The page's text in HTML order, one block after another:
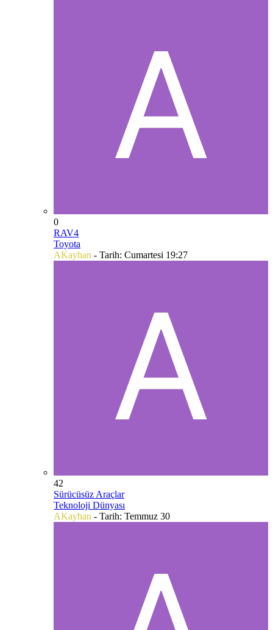
0
RAV4
Toyota
AKayhan - Tarih: Cumartesi 19:27
42
Sürücüsüz Araçlar
Teknoloji Dünyası
AKayhan - Tarih: Temmuz 30